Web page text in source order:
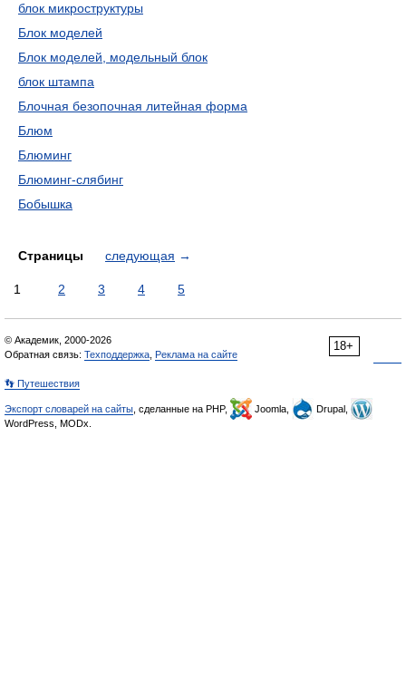
блок микроструктуры
Блок моделей
Блок моделей, модельный блок
блок штампа
Блочная безопочная литейная форма
Блюм
Блюминг
Блюминг-слябинг
Бобышка
Страницы следующая →
1 2 3 4 5
18+
© Академик, 2000-2026
Обратная связь: Техподдержка Реклама на сайте
👣 Путешествия
Экспорт словарей на сайты , сделанные на PHP, Joomla,
Drupal,
WordPress, MODx.